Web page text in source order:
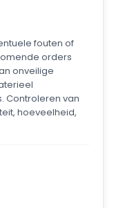
fouten of
orders
onveilige
Controleren van
hoeveelheid,